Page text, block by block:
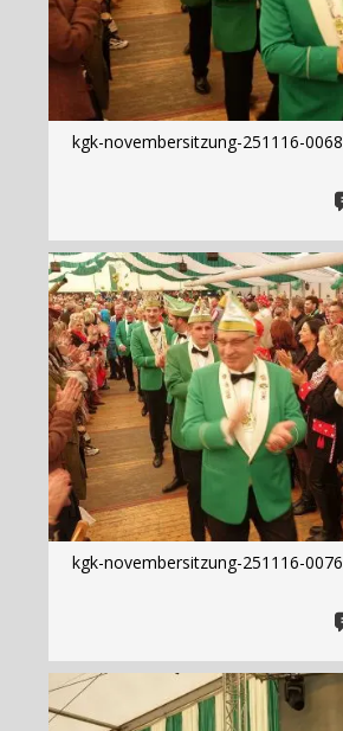
kgk-novembersitzung-251116-0068
kgk-novembersitzung-251116-0076